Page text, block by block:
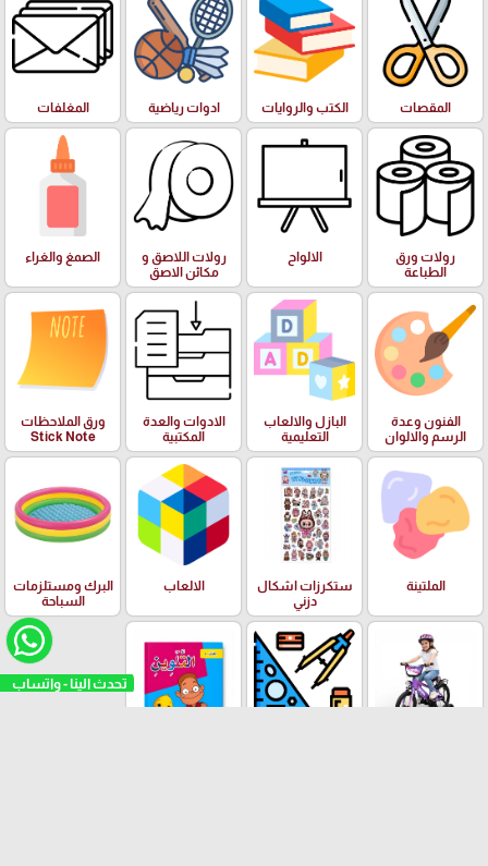
تحدث الينا - واتساب
المقصات الكتب والروايات ادوات رياضية المغلفات
رولات ورق
الطباعة
الالواح
رولات اللاصق و
مكائن الاصق
الصمغ والغراء
الفنون وعدة
الرسم والالوان
البازل والالعاب
التعليمية
الادوات والعدة
المكتبية
ورق الملاحظات
Stick Note
الملتينة
ستكرزات اشكال
دزني
الالعاب
البرك ومستلزمات
السباحة